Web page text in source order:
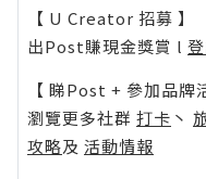
【 U Creator 招募 】
出Post賺現金獎賞 l
【 睇Post + 參加品牌
瀏覽更多社群 打卡 丶
攻略及 活動情報